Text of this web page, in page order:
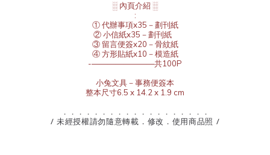
░ 內頁介紹 ░
:
① 代辦事項x35－劃刊紙
② 小信紙x35－劃刊紙
③ 留言便簽x20－骨紋紙
④ 方形貼紙x10－模造紙
-————————共100P
小兔文具－事務便簽本
整本尺寸6.5 x 14.2 x 1.9 cm
．．．．．．．．．．．．．．．．．．．
/ 未經授權請勿隨意轉載．修改．使用商品照 /